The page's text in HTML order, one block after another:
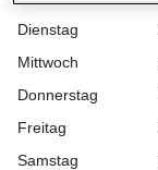
Dienstag
Mittwoch
Donnerstag
Freitag
Samstag